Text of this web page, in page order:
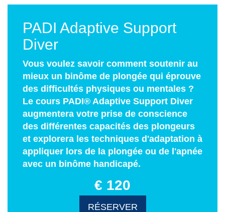
PADI Adaptive Support
Diver
Vous voulez savoir comment soutenir au
mieux un binôme de plongée qui éprouve
des difficultés physiques ou mentales ?
Le cours PADI® Adaptive Support Diver
augmentera votre prise de conscience
des différentes capacités des plongeurs
et explorera les techniques d'adaptation à
appliquer lors de la plongée ou de l'apnée
avec un binôme handicapé.
€ 120
RÉSERVER